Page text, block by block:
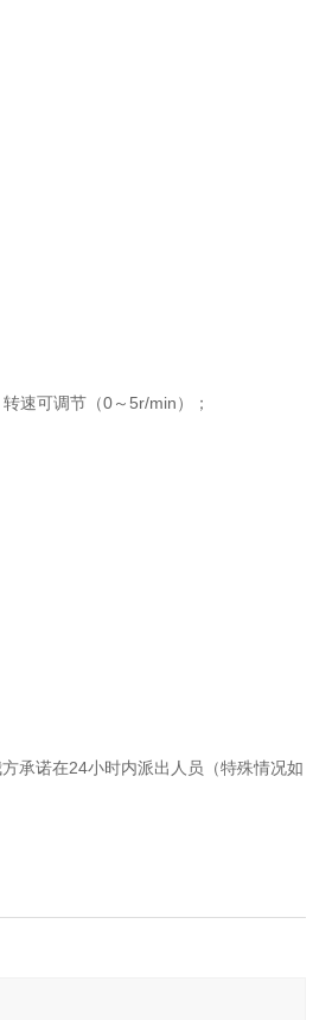
速可调节（0～5r/min）；
承诺在24小时内派出人员（特殊情况如